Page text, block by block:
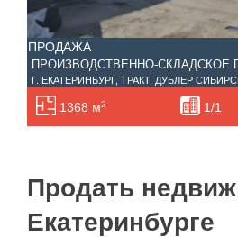
ПРОДАЖА
ПРОИЗВОДСТВЕННО-СКЛАДСКОЕ
Г. ЕКАТЕРИНБУРГ, ТРАКТ. ДУБЛЕР
1368 м2 1/1
Продать
Екатеринбурге